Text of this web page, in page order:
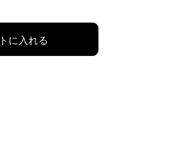
に入れる